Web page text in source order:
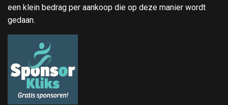
een klein bedrag per aankoop die op deze manier wordt
gedaan.